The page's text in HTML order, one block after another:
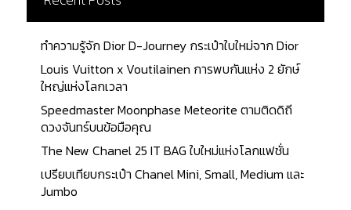
ศตวรรษที่ 19 เมื่อเทียบกับในทุกวันนี้ โดยทั่วไปแล้ว
ส่วนประกอบแต่ละชิ้นจะผลิตขึ้นในบ้านของครอบครัวทั่ว
ภูมิภาค Jura อันเป็นเขตหนึ่งของประเทศสวิตเซอร์
แลนด์ โดยแต่ละครอบครัวจะมีความเชี่ยวชาญแต่ละ
ประเภทแต่ละส่วนแตกต่างกันออกไป เมื่อแต่ละชิ้นส่วน
สำเร็จแล้ว ส่วนประกอบเหล่านี้จะถูกรวบรวมโดย
สำนักงานการค้า Raiguel Jeune et Cie comptoirs อัน
เปรียบเสมือนแบรนด์ในปัจจุบัน comptoirs จะทำ
หน้าที่ในการประกอบและจัดจำหน่าย จากนั้น Comptoir
จะแจกจ่ายชิ้นส่วนให้กับช่างนาฬิกาแต่ละรายเพื่อ
ประกอบผลงานในขั้นสุดท้ายที่บ้านของพวกเขาอีกครั้ง
ทำความรู้จัก Dior D-Journey กระเป๋าใบใหม่จาก Dior
Louis Vuitton x Voutilainen การพบกันแห่ง 2 ยักษ์
ใหญ่แห่งโลกเวลา
Speedmaster Moonphase Meteorite ตามติดดิถี
ดวงจันทร์บนข้อมือคุณ
The New Chanel 25 IT BAG ใบใหม่แห่งโลกแฟชั่น
เปรียบเทียบกระเป๋า Chanel Mini, Small, Medium และ
Jumbo